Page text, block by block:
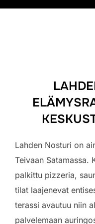
Lahden Nosturi on
Teivaan Satamassa.
palkittu pizzeria,
tilat laajenevat
terassi avautuu niin
palvelemaan